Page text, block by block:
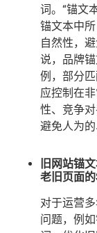
词。“锚文
锚文本中
自然性，
说，品牌
例，部分
应控制在
性、竞争
避免人为的
旧网站锚
老旧页面
对于运营
问题，例